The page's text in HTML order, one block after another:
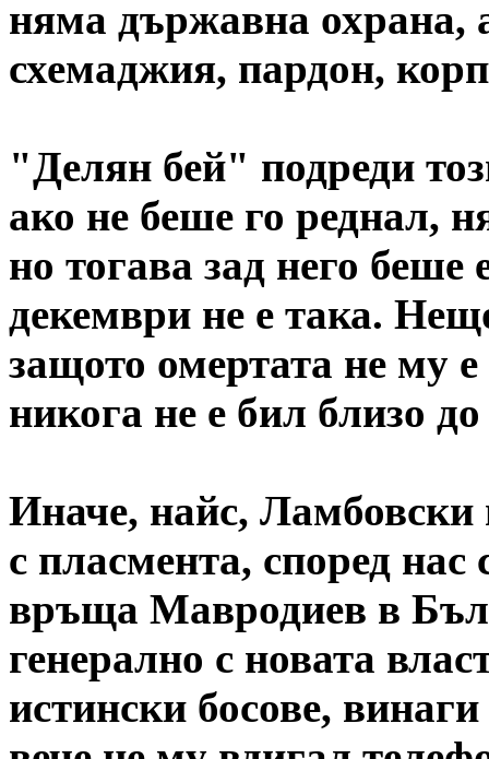
няма държавна охрана,
схемаджия, пардон,
"Делян бей" подреди
ако не беше го реднал,
но тогава зад него беше
декември не е така.
защото омертата не му
никога не е бил близо
Иначе, найс, Ламбовски
с пласмента, според
връща Мавродиев в
генерално с новата
истински босове,